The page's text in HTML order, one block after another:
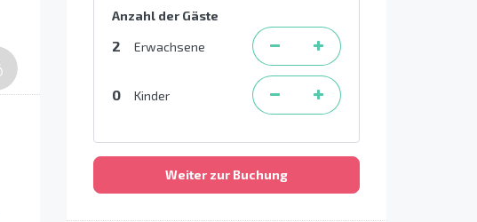
Anzahl der Gäste
2 Erwachsene
0 Kinder
Weiter zur Buchung